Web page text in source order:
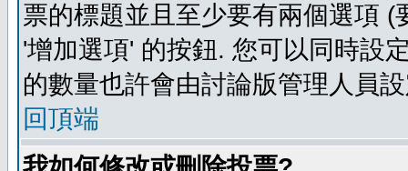
票的標題並且至少要有兩個選項
'增加選項' 的按鈕. 您可以同時設
的數量也許會由討論版管理人員
回頂端